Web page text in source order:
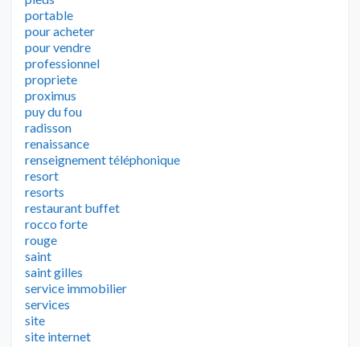
portable
pour acheter
pour vendre
professionnel
propriete
proximus
puy du fou
radisson
renaissance
renseignement téléphonique
resort
resorts
restaurant buffet
rocco forte
rouge
saint
saint gilles
service immobilier
services
site
site internet